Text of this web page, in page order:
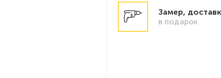
Замер,
в подарок